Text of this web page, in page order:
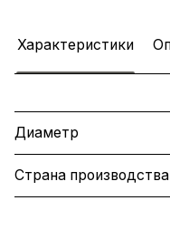
Характеристики
Диаметр
Страна производства